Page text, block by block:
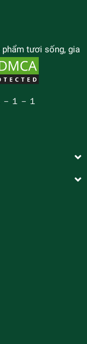
phẩm tươi sống, gia
１－１